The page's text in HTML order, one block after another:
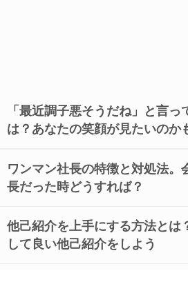
「最近調子悪そうだね」と言っ
は？あなたの笑顔が見たいのか
ワンマン社長の特徴と対処法。
長だった時どうすれば？
他己紹介を上手にする方法とは
して良い他己紹介をしよう